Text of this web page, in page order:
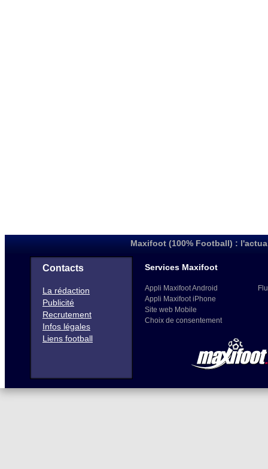
Maxifoot (100% Football) :
Contacts
La rédaction
Publicité
Recrutement
Infos légales
Liens football
Services Maxifoot
Appli Maxifoot Android
Appli Maxifoot iPhone
Site web Mobile
Choix de consentement